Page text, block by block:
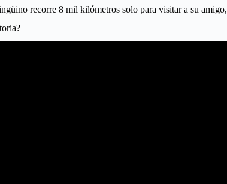
recorre 8 mil kilómetros solo para visitar a su